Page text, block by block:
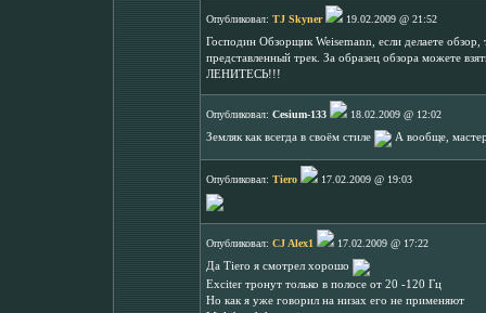
Опубликовал: TJ Skyner
19.02.2009 @ 21:52
Господин Обзорщик Weisemann, если делаете
представленный трек. За образец обзора можете
ЛЕНИТЕСЬ!!!
Опубликовал: Cesium-133
18.02.2009 @ 12:02
Земляк как всегда в своём стиле
А вообще,
Опубликовал: Tiero 17.02.2009 @ 19:03
Опубликовал: CJ Alex1
17.02.2009 @ 17:22
Да Tiero я смотрел хорошо
Exciter тронут только в полосе от 20 -120 Гц
Но как я уже говорил на низах его не применяют